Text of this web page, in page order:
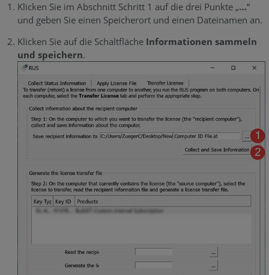
Klicken Sie im Abschnitt Schritt 1 auf die drei Punkte „…“
und geben Sie einen Speicherort und einen Dateinamen an.
Klicken Sie auf die Schaltfläche Informationen sammeln
und speichern.